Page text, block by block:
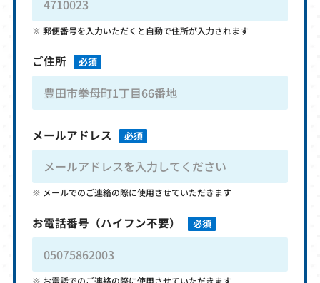
郵便番号を入力いただくと自動で住所が入力されます
ご住所 必須
メールアドレス 必須
メールでのご連絡の際に使用させていただきます
お電話番号 （ハイフン不要） 必須
お電話でのご連絡の際に使用させていただきます